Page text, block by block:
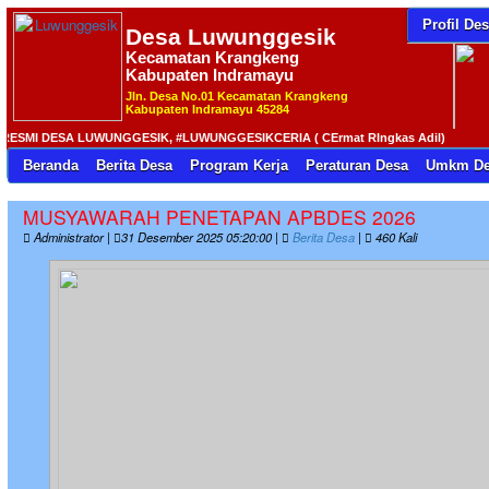
Profil
Desa Luwunggesik
Kecamatan Krangkeng
Kabupaten Indramayu
Jln. Desa No.01 Kecamatan Krangkeng
Kabupaten Indramayu 45284
DESA LUWUNGGESIK, #LUWUNGGESIKCERIA ( CErmat RIngkas Adil)
Beranda Berita Desa Program Kerja Peraturan Desa Umkm
MUSYAWARAH PENETAPAN APBDES 2026
Administrator | 31 Desember 2025 05:20:00 | Berita Desa | 460 Kali